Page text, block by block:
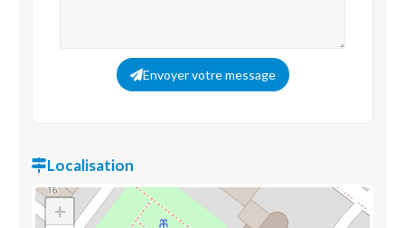
Envoyer votre message
Localisation
+